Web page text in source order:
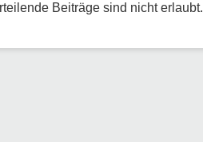
Beiträge sind nicht erlaubt.